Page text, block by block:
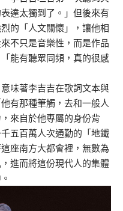
達太獨到了。」但後來有
的「人文關懷」，讓他相
不只是音樂性，而是作品
能有聽眾同頻，真的很感
味著李吉吉在歌詞文本與
有那種筆觸，去和一般人
來自於他專屬的身份背
五百萬人次通勤的「地鐵
座南方大都會裡，無數為
進而將這份現代人的集體